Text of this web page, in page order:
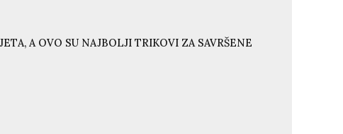
A OVO SU NAJBOLJI TRIKOVI ZA SAVRŠENE